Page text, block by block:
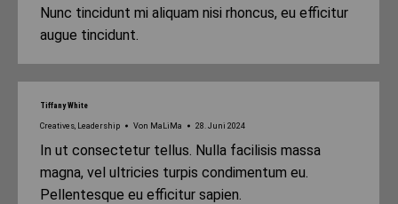
Nunc tincidunt mi aliquam nisi rhoncus, eu efficitur
augue tincidunt.
Tiffany White
Creatives, Leadership Von MaLiMa 28. Juni 2024
In ut consectetur tellus. Nulla facilisis massa
magna, vel ultricies turpis condimentum eu.
Pellentesque eu efficitur sapien.